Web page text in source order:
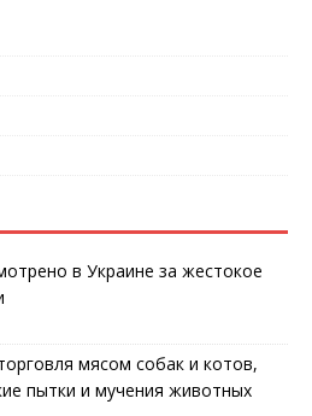
в Украине за жестокое
мясом собак и котов,
пытки и мучения животных